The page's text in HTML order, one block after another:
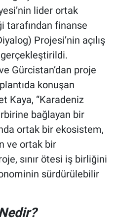
lider ortak
tarafından finanse
Projesi’nin açılış
gerçekleştirildi.
Gürcistan’dan proje
konuşan
Kaya, “Karadeniz
bağlayan bir
ortak bir ekosistem,
ve ortak bir
sınır ötesi iş birliğini
sürdürülebilir